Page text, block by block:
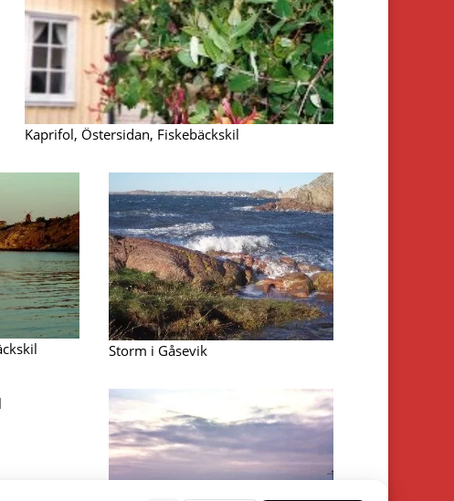
Kaprifol, Östersidan, Fiskebäckskil
Storm i Gåsevik